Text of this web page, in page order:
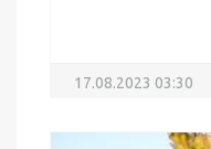
17.08.2023 03:30